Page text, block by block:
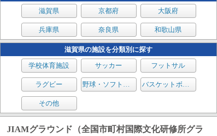
滋賀県 京都府 大阪府
兵庫県 奈良県 和歌山県
滋賀県の施設を分類別に探す
学校体育施設 サッカー フットサル
ラグビー 野球・ソフトボール バスケットボール
その他
JIAMグラウンド（全国市町村国際文化研修所グラ